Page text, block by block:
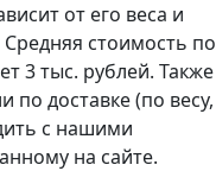
от его веса и
стоимость по
3 тыс. рублей. Также
по доставке (по весу,
с нашими
на сайте.